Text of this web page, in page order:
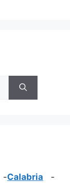
-Calabria -